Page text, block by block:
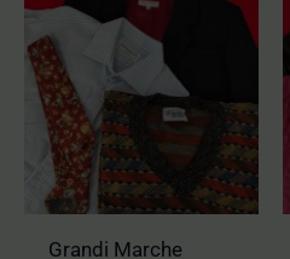
Grandi Marche